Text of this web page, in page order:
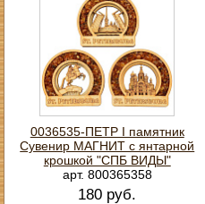
0036535-ПЕТР I памятник
Сувенир МАГНИТ с янтарной
крошкой "СПБ ВИДЫ"
арт. 800365358
180 руб.